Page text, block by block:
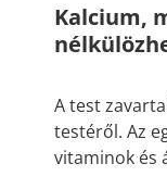
Kalcium,
A test
testéről. Az
vitaminok és